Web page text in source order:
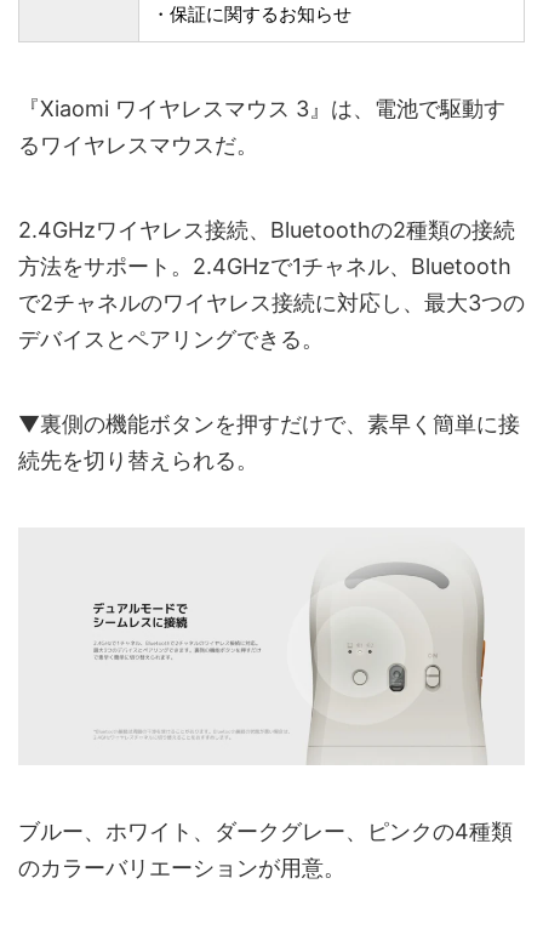
・保証に関するお知らせ
『Xiaomi ワイヤレスマウス 3』は、電池で駆動す
るワイヤレスマウスだ。
2.4GHzワイヤレス接続、Bluetoothの2種類の接続
方法をサポート。2.4GHzで1チャネル、Bluetooth
で2チャネルのワイヤレス接続に対応し、最大3つの
デバイスとペアリングできる。
▼裏側の機能ボタンを押すだけで、素早く簡単に接
続先を切り替えられる。
ブルー、ホワイト、ダークグレー、ピンクの4種類
のカラーバリエーションが用意。